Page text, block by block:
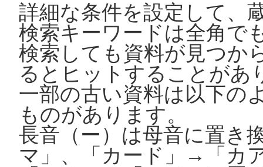
詳細な条件を設定して、
検索キーワードは全角で
検索しても資料が見つか
るとヒットすることがあ
一部の古い資料は以下の
ものがあります。
長音（ー）は母音に置き
マ」、「カード」→「カ